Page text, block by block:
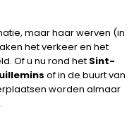
maar haar werven (in
het verkeer en het
Of u nu rond het Sint-
of in de buurt van
worden almaar